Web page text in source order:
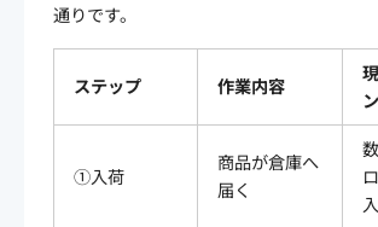
通りです。
ステップ 作業内容
①入荷
商品が倉庫へ
届く